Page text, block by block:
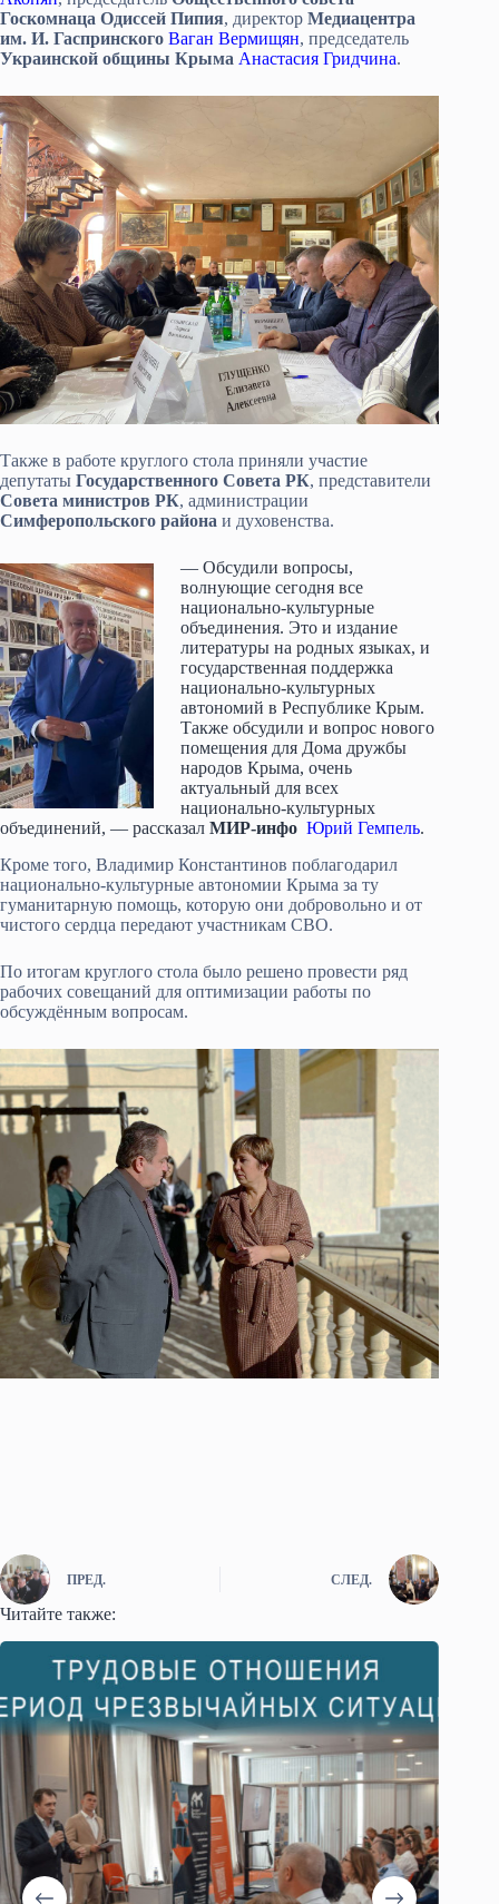
Госкомнаца Одиссей Пипия, директор Медиацентра
им. И. Гаспринского Ваган Вермищян, председатель
Украинской общины Крыма Анастасия Гридчина.
Также в работе круглого стола приняли участие
депутаты Государственного Совета РК, представители
Совета министров РК, администрации
Симферопольского района и духовенства.
— Обсудили вопросы,
волнующие сегодня все
национально-культурные
объединения. Это и издание
литературы на родных языках, и
государственная поддержка
национально-культурных
автономий в Республике Крым.
Также обсудили и вопрос нового
помещения для Дома дружбы
народов Крыма, очень
актуальный для всех
национально-культурных
объединений, — рассказал МИР-инфо Юрий Гемпель.
Кроме того, Владимир Константинов поблагодарил
национально-культурные автономии Крыма за ту
гуманитарную помощь, которую они добровольно и от
чистого сердца передают участникам СВО.
По итогам круглого стола было решено провести ряд
рабочих совещаний для оптимизации работы по
обсуждённым вопросам.
ПРЕД. СЛЕД.
Читайте также: